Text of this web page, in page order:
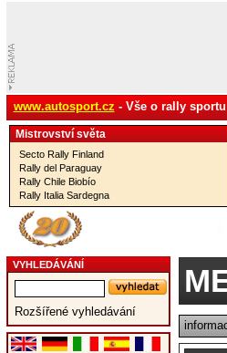
www.autosport.cz - Vše o rally sportu
Mistrovství­ světa
Secto Rally Finland
Rally del Paraguay
Rally Chile Biobío
Rally Italia Sardegna
VYHLEDÁVÁNÍ
Rozšířené vyhledávání